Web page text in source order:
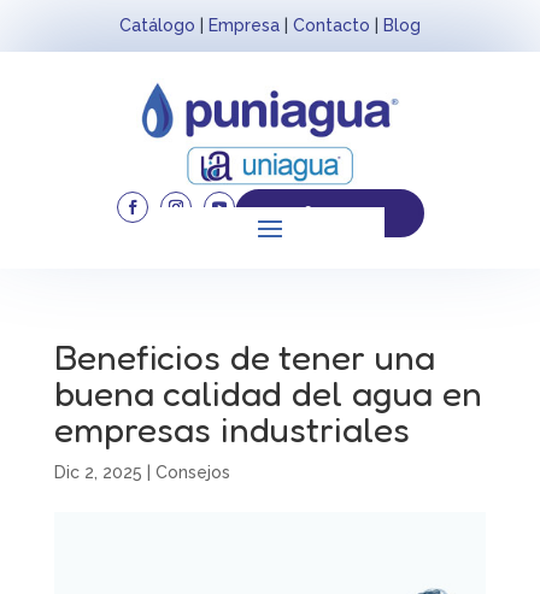
Catálogo Empresa| Contacto Blog
926 552 253
Beneficios de tener una
buena calidad del agua en
empresas industriales
Dic 2, 2025 Consejos